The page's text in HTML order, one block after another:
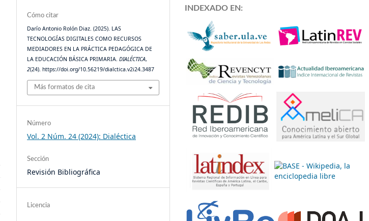
Cómo citar
Darío Antonio Rolón Diaz. (2025). LAS
TECNOLOGÍAS DIGITALES COMO RECURSOS
MEDIADORES EN LA PRÁCTICA PEDAGÓGICA DE
LA EDUCACIÓN BÁSICA PRIMARIA.DIALÉCTICA,
2(24). https://doi.org/10.56219/dialctica.v2i24.3487
Más formatos de cita
Número
Vol. 2 Núm. 24 (2024): Dialéctica
Sección
Revisión Bibliográfica
Licencia
INDEXADO EN: